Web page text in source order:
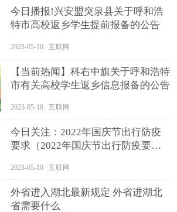
今日播报!兴安盟突泉县关于呼和浩
特市高校返乡学生提前报备的公告
2023-05-10 互联网
【当前热闻】科右中旗关于呼和浩特
市有关高校学生返乡信息报备的公告
2023-05-10 互联网
今日关注：2022年国庆节出行防疫
要求（2022年国庆节出行防疫要求
2023-05-10 互联网
外省进入湖北最新规定 外省进湖北
省需要什么